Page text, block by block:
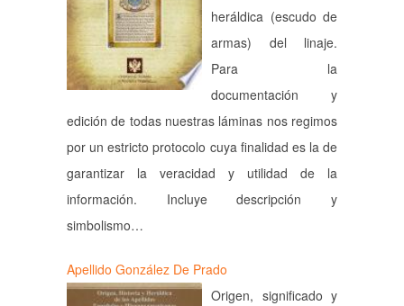
heráldica (escudo de
armas) del linaje.
Para la
documentación y
edición de todas nuestras láminas nos regimos
por un estricto protocolo cuya finalidad es la de
garantizar la veracidad y utilidad de la
información. Incluye descripción y
simbolismo…
Apellido González De Prado
Origen, significado y